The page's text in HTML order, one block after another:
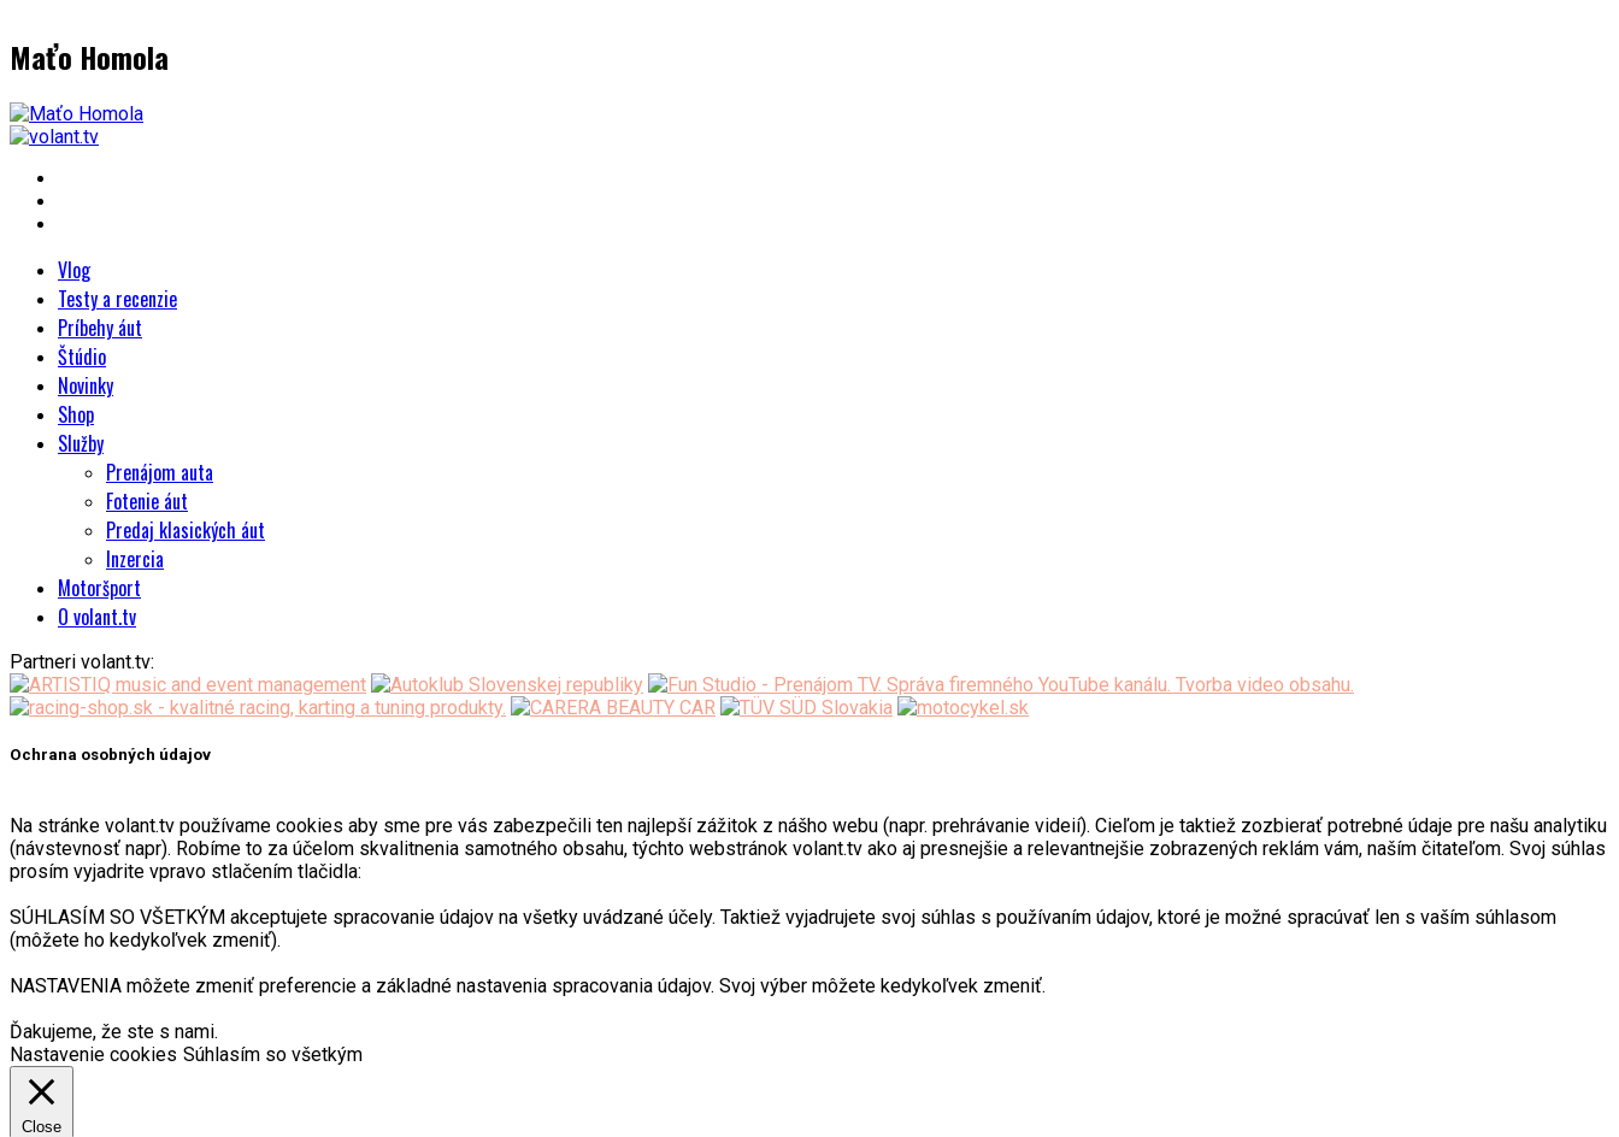
Maťo Homola
Vlog
Testy a recenzie
Príbehy áut
Štúdio
Novinky
Shop
Služby
Prenájom auta
Fotenie áut
Predaj klasických áut
Inzercia
Motoršport
O volant.tv
Partneri volant.tv:
Ochrana osobných údajov
Na stránke volant.tv používame cookies aby sme pre vás zabezpečili ten najlepší zážitok z nášho webu (napr. prehrávanie videií). Cieľom je taktiež zozbierať potrebné údaje pre našu analytiku
(návstevnosť napr). Robíme to za účelom skvalitnenia samotného obsahu, týchto webstránok volant.tv ako aj presnejšie a relevantnejšie zobrazených reklám vám, naším čitateľom. Svoj súhlas
prosím vyjadrite vpravo stlačením tlačidla:
SÚHLASÍM SO VŠETKÝM akceptujete spracovanie údajov na všetky uvádzané účely. Taktiež vyjadrujete svoj súhlas s používaním údajov, ktoré je možné spracúvať len s vaším súhlasom
(môžete ho kedykoľvek zmeniť).
NASTAVENIA môžete zmeniť preferencie a základné nastavenia spracovania údajov. Svoj výber môžete kedykoľvek zmeniť.
Ďakujeme, že ste s nami.
Nastavenie cookies Súhlasím so všetkým
Close